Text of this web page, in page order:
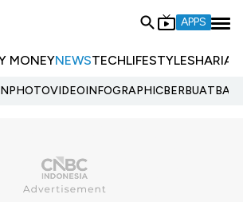
APPS
MONEYNEWSTECHLIFESTYLESHARIA
PHOTOVIDEOINFOGRAPHIC